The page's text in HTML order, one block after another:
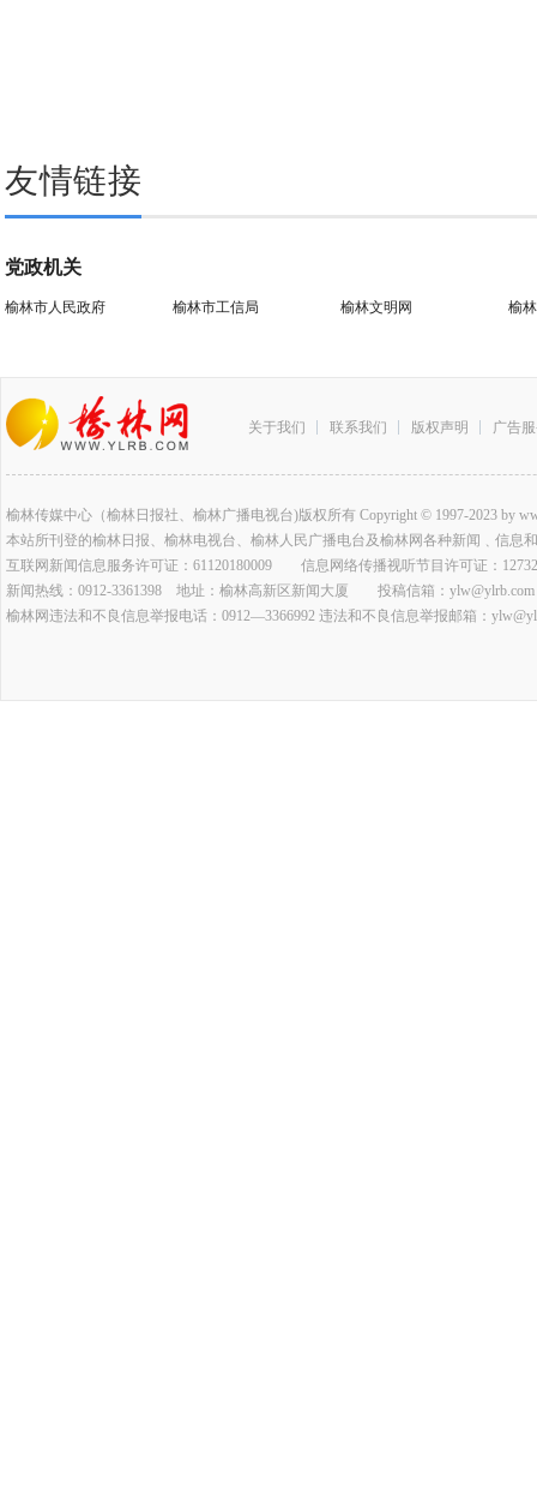
友情链接
党政机关
榆林市人民政府 榆林市工信局 榆林文明网 榆
关于我们 联系我们 版权声明 广告
榆林传媒中心（榆林日报社、榆林广播电视台)版权所有 Copyright © 1997-2023 by
本站所刊登的榆林日报、榆林电视台、榆林人民广播电台及榆林网各种新闻﹑信
互联网新闻信息服务许可证：61120180009 信息网络传播视听节目许可证：
新闻热线：0912-3361398 地址：榆林高新区新闻大厦 投稿信箱：ylw@ylrb.com
榆林网违法和不良信息举报电话：0912—3366992 违法和不良信息举报邮箱：